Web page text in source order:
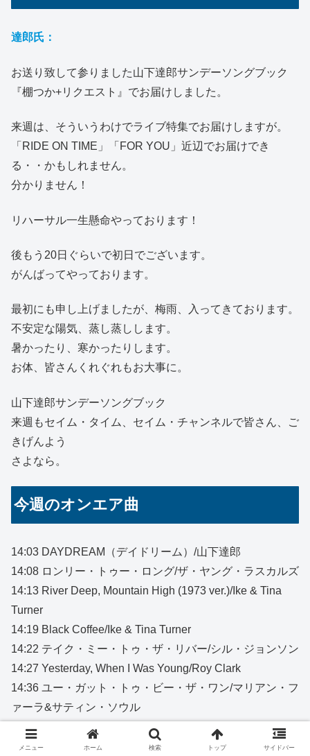
達郎氏：
お送り致して参りました山下達郎サンデーソングブック
『棚つか+リクエスト』でお届けしました。
来週は、そういうわけでライブ特集でお届けしますが。
「RIDE ON TIME」「FOR YOU」近辺でお届けでき
る・・かもしれません。
分かりません！
リハーサル一生懸命やっております！
後もう20日ぐらいで初日でございます。
がんばってやっております。
最初にも申し上げましたが、梅雨、入ってきております。
不安定な陽気、蒸し蒸しします。
暑かったり、寒かったりします。
お体、皆さんくれぐれもお大事に。
山下達郎サンデーソングブック
来週もセイム・タイム、セイム・チャンネルで皆さん、ご
きげんよう
さよなら。
今週のオンエア曲
14:03 DAYDREAM（デイドリーム）/山下達郎
14:08 ロンリー・トゥー・ロング/ザ・ヤング・ラスカルズ
14:13 River Deep, Mountain High (1973 ver.)/Ike & Tina
Turner
14:19 Black Coffee/Ike & Tina Turner
14:22 テイク・ミー・トゥ・ザ・リバー/シル・ジョンソン
14:27 Yesterday, When I Was Young/Roy Clark
14:36 ユー・ガット・トゥ・ビー・ザ・ワン/マリアン・フ
ァーラ&サティン・ソウル
14:41 Till Then/The Mills Brothers
14:45 CHEER UP! THE SUMMER/山下達郎
メニュー ホーム 検索 トップ サイドバー